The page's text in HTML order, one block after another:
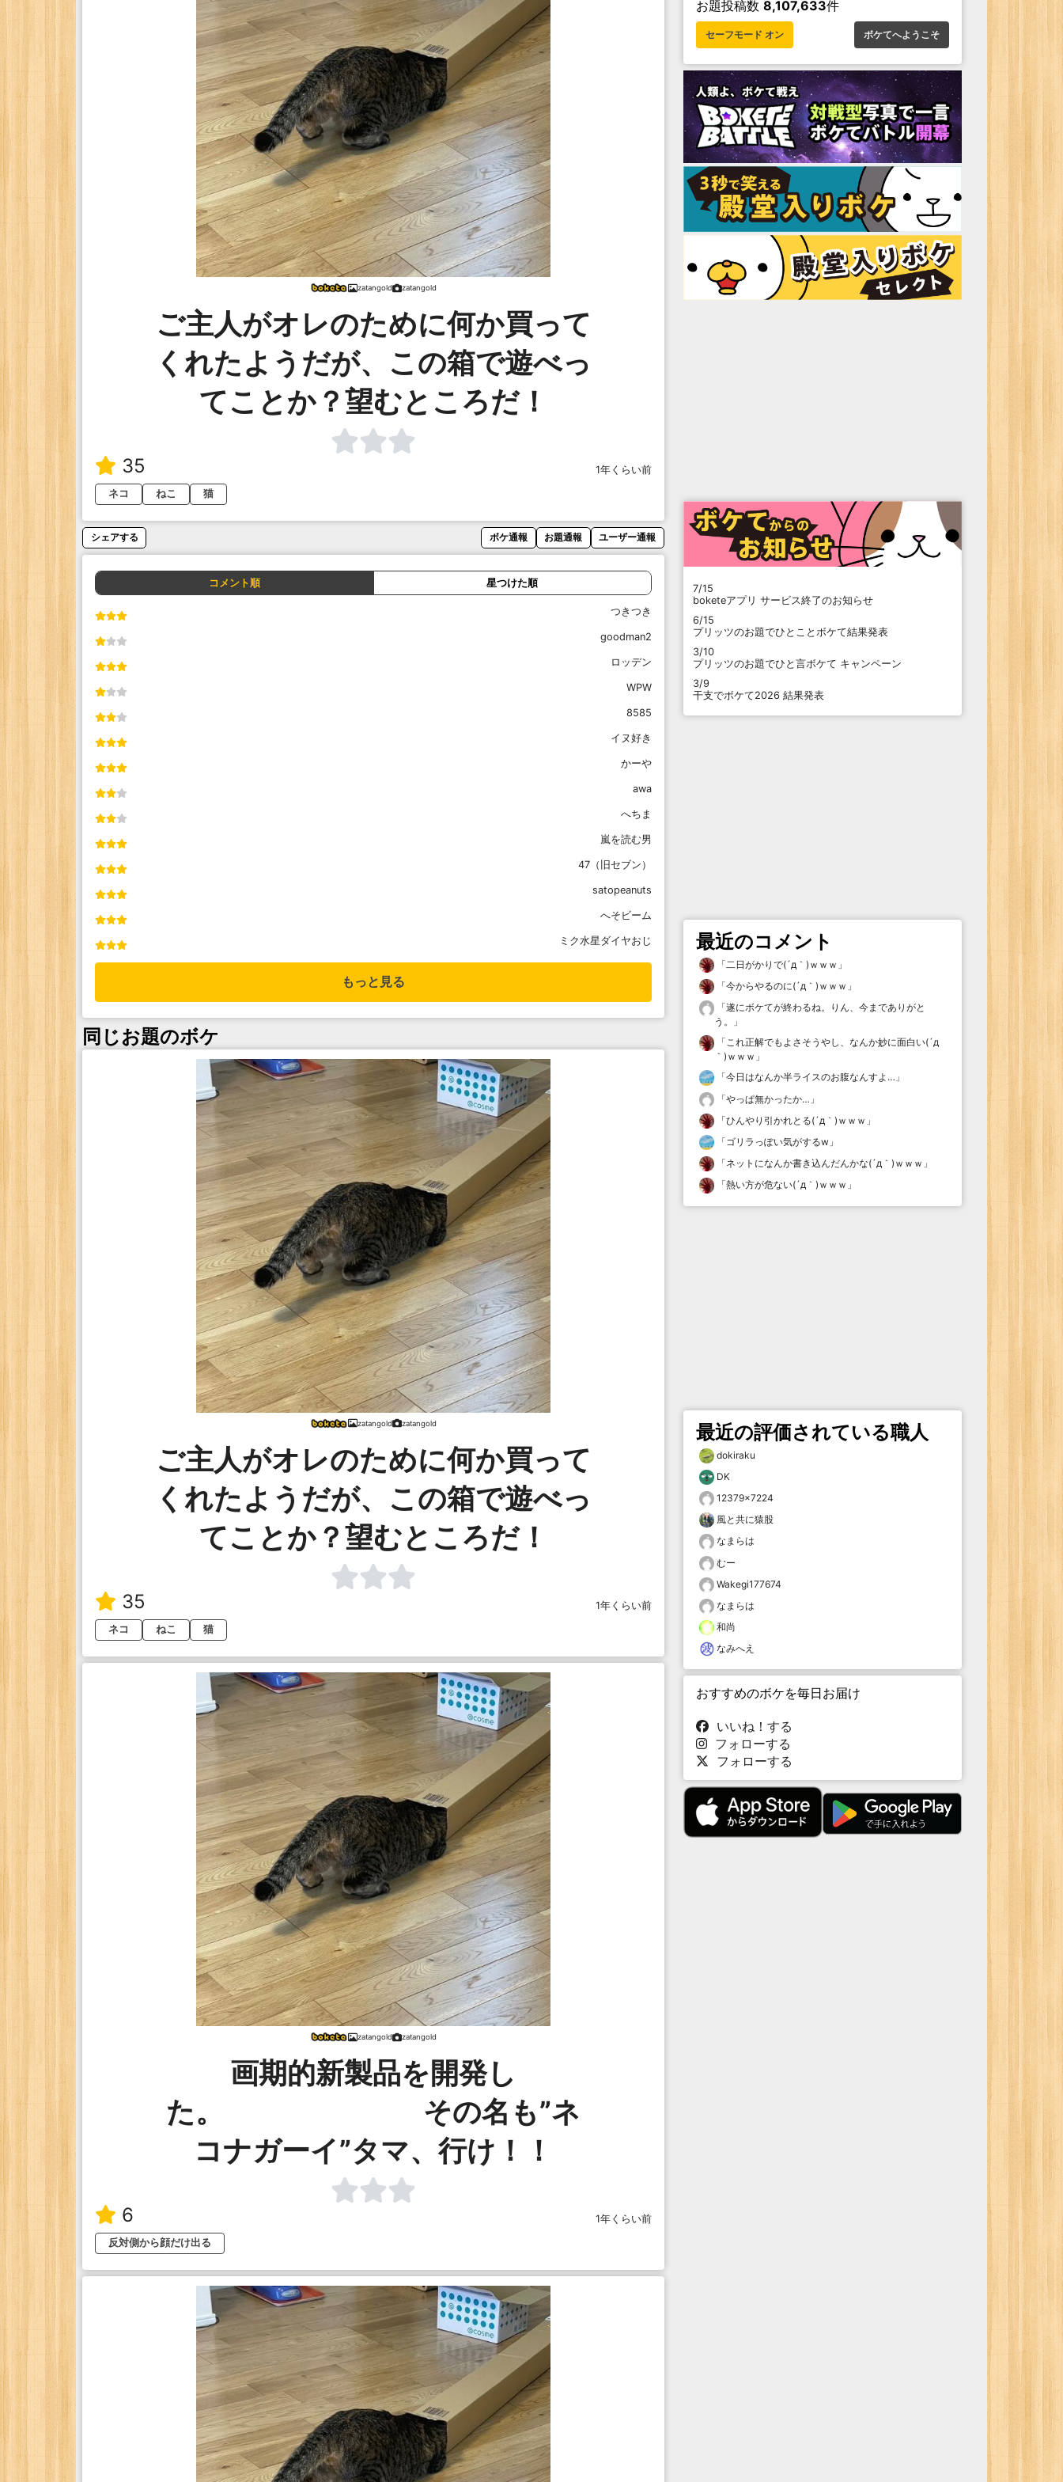
zatangold zatangold
ご主人がオレのために何か買って
くれたようだが、この箱で遊べっ
てことか？望むところだ！
35
1年くらい前
ネコ
ねこ 猫
シェアする ボケ通報 お題通報 ユーザー通報
コメント順 星つけた順
つきつき
goodman2
ロッデン
WPW
8585
イヌ好き
かーや
awa
へちま
嵐を読む男
47（旧セブン）
satopeanuts
へそビーム
ミク水星ダイヤおじ
もっと見る
同じお題のボケ
zatangold zatangold
ご主人がオレのために何か買って
くれたようだが、この箱で遊べっ
てことか？望むところだ！
35
1年くらい前
ネコ
ねこ 猫
zatangold zatangold
画期的新製品を開発し
た。 その名も”ネ
コナガーイ”タマ、行け！！
6
1年くらい前
反対側から顔だけ出る
お題投稿数 8,107,633件
セーフモード オン ボケてへようこそ
7/15
boketeアプリ サービス終了のお知らせ
6/15
プリッツのお題でひとことボケて結果発表
3/10
プリッツのお題でひと言ボケて キャンペーン
3/9
干支でボケて2026 結果発表
最近のコメント
「二日がかりで(´д｀)ｗｗｗ 」
「今からやるのに(´д｀)ｗｗｗ 」
「遂にボケてが終わるね。りん、今までありがと
う。
」
「これ正解でもよさそうやし、なんか妙に面白い(´д
｀)ｗｗｗ 」
「今日はなんか半ライスのお腹なんすよ… 」
「やっぱ無かったか… 」
「ひんやり引かれとる(´д｀)ｗｗｗ 」
「ゴリラっぽい気がするw 」
「ネットになんか書き込んだんかな(´д｀)ｗｗｗ 」
「熱い方が危ない(´д｀)ｗｗｗ 」
最近の評価されている職人
dokiraku
DK
12379×7224
風と共に猿股
なまらは
むー
Wakegi177674
なまらは
和尚
なみへえ
おすすめのボケを毎日お届け
いいね！する
フォローする
フォローする